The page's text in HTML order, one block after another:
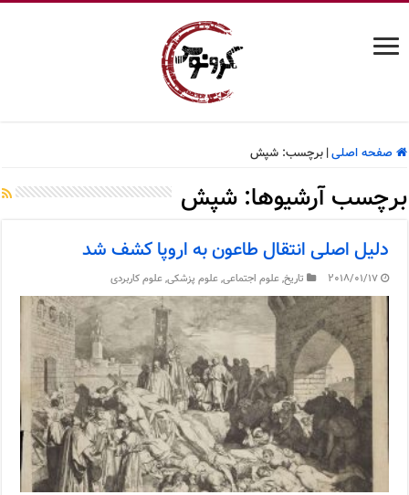
صفحه اصلی| برچسب:شپش
برچسب آرشیوها:شپش
دلیل اصلی انتقال طاعون به اروپا کشف شد
2018/01/17 تاریخ,علوم اجتماعی,علوم پزشکی,علوم کاربردی